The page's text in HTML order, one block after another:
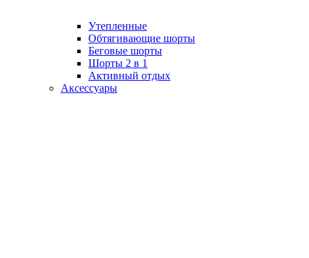
Утепленные
Обтягивающие шорты
Беговые шорты
Шорты 2 в 1
Активный отдых
Аксессуары